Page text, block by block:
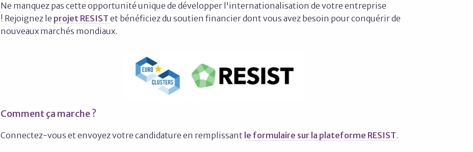
Ne manquez pas cette opportunité unique de développer l'internationalisation de votre entreprise
! Rejoignez le projet RESIST et bénéficiez du soutien financier dont vous avez besoin pour conquérir de
nouveaux marchés mondiaux.
Comment ça marche ?
Connectez-vous et envoyez votre candidature en remplissant le formulaire sur la plateforme RESIST.